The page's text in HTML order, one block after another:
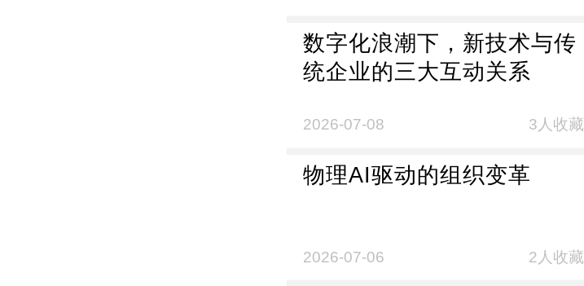
数字化浪潮下，新技术与传
统企业的三大互动关系
2026-07-08 3人收藏
物理AI驱动的组织变革
2026-07-06 2人收藏